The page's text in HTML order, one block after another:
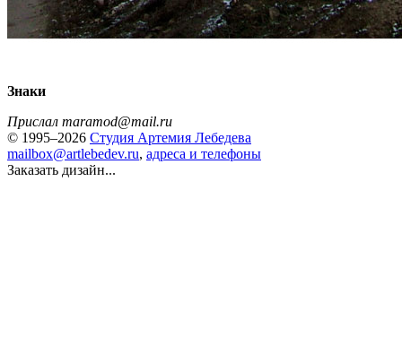
Знаки
Прислал maramod@mail.ru
© 1995–2026 Студия Артемия Лебедева
mailbox@artlebedev.ru, адреса и телефоны
Заказать дизайн...